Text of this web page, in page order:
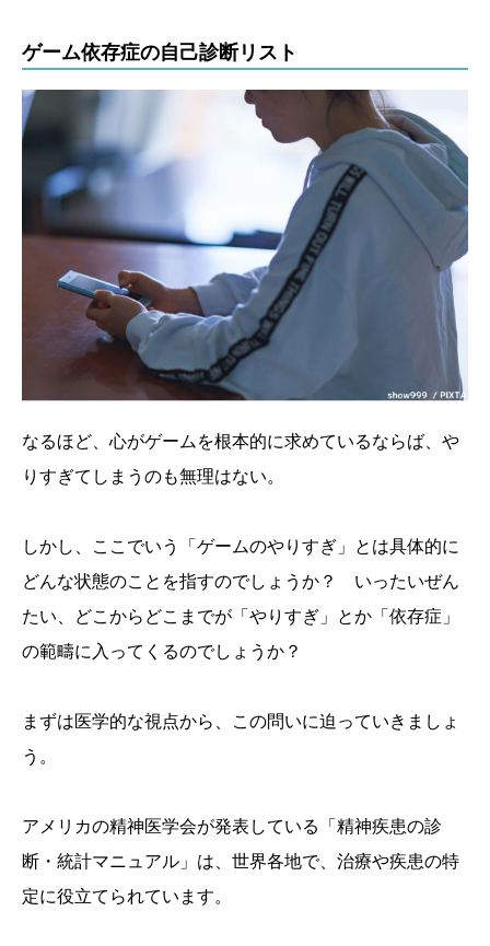
ゲーム依存症の自己診断リスト
なるほど、心がゲームを根本的に求めているならば、や
りすぎてしまうのも無理はない。
しかし、ここでいう「ゲームのやりすぎ」とは具体的に
どんな状態のことを指すのでしょうか？ いったいぜん
たい、どこからどこまでが「やりすぎ」とか「依存症」
の範疇に入ってくるのでしょうか？
まずは医学的な視点から、この問いに迫っていきましょ
う。
アメリカの精神医学会が発表している「精神疾患の診
断・統計マニュアル」は、世界各地で、治療や疾患の特
定に役立てられています。